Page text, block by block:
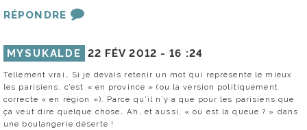
RÉPONDRE
MYSUKALDE 22 FÉV 2012 -16 :24
Tellement vrai… Si je devais retenir un mot qui représente le mieux
les parisiens, c’est « en province » (ou la version politiquement
correcte « en région »). Parce qu’il n’y a que pour les parisiens que
ça veut dire quelque chose… Ah, et aussi, « où est la queue ? » dans
une boulangerie déserte !